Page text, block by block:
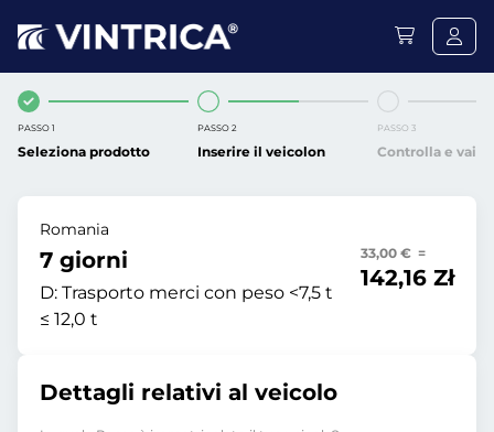
PASSO 1
Seleziona prodotto
PASSO 2
Inserire il veicolon
PASSO 3
Controlla e vai
Romania
7 giorni
D: Trasporto merci con peso <7,5 t
≤ 12,0 t
33,00 € =
142,16 Zł
Dettagli relativi al veicolo